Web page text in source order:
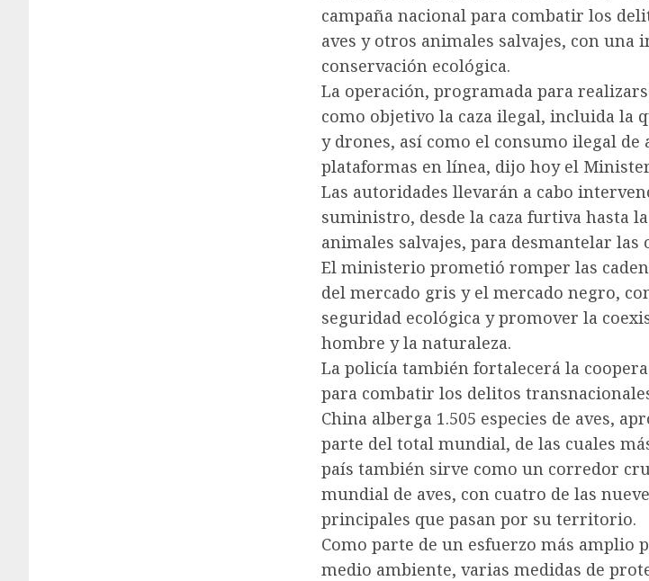
campaña nacional para combatir los
aves y otros animales salvajes, con
conservación ecológica.
La operación, programada para
como objetivo la caza ilegal, incluida la
y drones, así como el consumo ilegal de
plataformas en línea, dijo hoy el
Las autoridades llevarán a cabo
suministro, desde la caza furtiva hasta
animales salvajes, para desmantelar
El ministerio prometió romper las
del mercado gris y el mercado negro,
seguridad ecológica y promover la
hombre y la naturaleza.
La policía también fortalecerá la
para combatir los delitos
China alberga 1.505 especies de aves,
parte del total mundial, de las cuales
país también sirve como un corredor
mundial de aves, con cuatro de las
principales que pasan por su territorio.
Como parte de un esfuerzo más amplio
medio ambiente, varias medidas de